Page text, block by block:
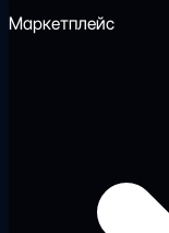
Маркетплейс